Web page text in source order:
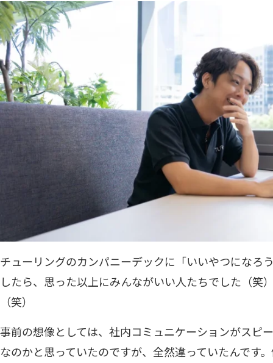
チューリングのカンパニーデックに「いいやつになろ
したら、思った以上にみんながいい人たちでした（笑
（笑）
事前の想像としては、社内コミュニケーションがスピ
なのかと思っていたのですが、全然違っていたんです